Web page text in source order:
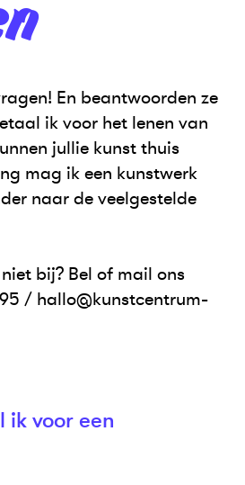
En beantwoorden ze
ik voor het lenen van
jullie kunst thuis
mag ik een kunstwerk
naar de veelgestelde
bij? Bel of mail ons
/ hallo@kunstcentrum-
ik voor een